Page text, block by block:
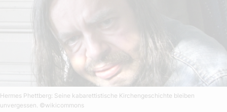
Hermes Phettberg: Seine kabarettistische Kirchengeschichte bleiben
unvergessen. ©wikicommons